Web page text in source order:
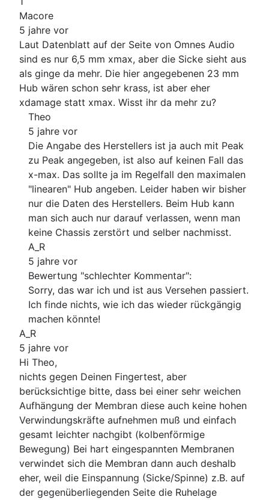
Macore
5 jahre vor
Laut Datenblatt auf der Seite von Omnes Audio
sind es nur 6,5 mm xmax, aber die Sicke sieht aus
als ginge da mehr. Die hier angegebenen 23 mm
Hub wären schon sehr krass, ist aber eher
xdamage statt xmax. Wisst ihr da mehr zu?
Theo
5 jahre vor
Die Angabe des Herstellers ist ja auch mit Peak
zu Peak angegeben, ist also auf keinen Fall das
x-max. Das sollte ja im Regelfall den maximalen
"linearen" Hub angeben. Leider haben wir bisher
nur die Daten des Herstellers. Beim Hub kann
man sich auch nur darauf verlassen, wenn man
keine Chassis zerstört und selber nachmisst.
A_R
5 jahre vor
Bewertung "schlechter Kommentar":
Sorry, das war ich und ist aus Versehen passiert.
Ich finde nichts, wie ich das wieder rückgängig
machen könnte!
A_R
5 jahre vor
Hi Theo,
nichts gegen Deinen Fingertest, aber
berücksichtige bitte, dass bei einer sehr weichen
Aufhängung der Membran diese auch keine hohen
Verwindungskräfte aufnehmen muß und einfach
gesamt leichter nachgibt (kolbenförmige
Bewegung) Bei hart eingespannten Membranen
verwindet sich die Membran dann auch deshalb
eher, weil die Einspannung (Sicke/Spinne) z.B. auf
der gegenüberliegenden Seite die Ruhelage